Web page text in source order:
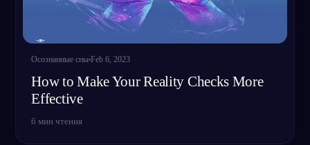
Осознанные сны Feb 6, 2023
How to Make Your Reality Checks More
Effective
6 мин чтения